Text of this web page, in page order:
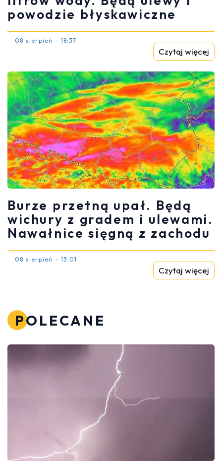
powodzie błyskawiczne
08 sierpień - 18:37
Czytaj więcej
Burze przetną upał. Będą
wichury z gradem i ulewami.
Nawałnice sięgną z zachodu
08 sierpień - 13:01
Czytaj więcej
POLECANE